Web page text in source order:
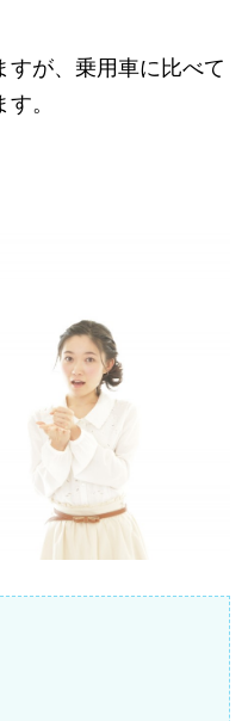
すが、乗用車に比べて
。